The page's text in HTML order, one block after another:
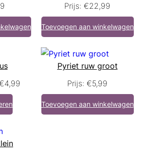
Prijs: €22,99
Toevoegen aan winkelwagen
4,99
€2,99
Pyriet ruw groot
Prijs: €5,99
Toevoegen aan winkelwagen